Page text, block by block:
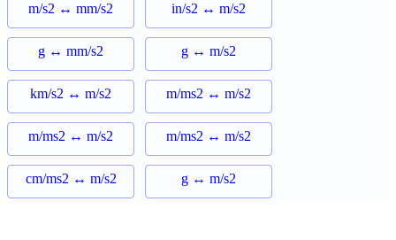
m/s2 ↔ mm/s2 in/s2 ↔ m/s2
g ↔ mm/s2 g ↔ m/s2
km/s2 ↔ m/s2 m/ms2 ↔ m/s2
m/ms2 ↔ m/s2 m/ms2 ↔ m/s2
cm/ms2 ↔ m/s2 g ↔ m/s2